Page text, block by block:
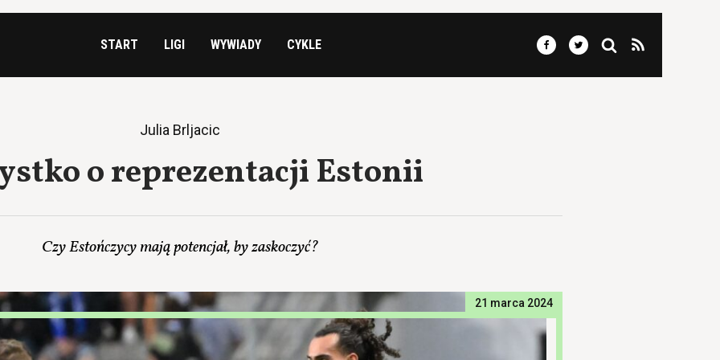
START LIGI WYWIADY CYKLE
Julia Brljacic
o reprezentacji Estonii
Czy Estończycy mają potencjał, by zaskoczyć?
21 marca 2024